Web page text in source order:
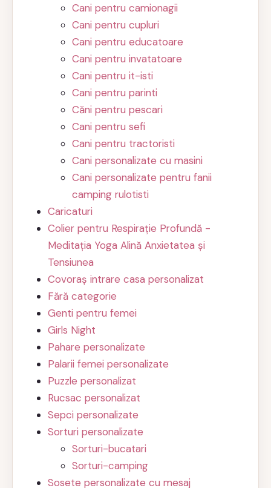
Cani pentru camionagii
Cani pentru cupluri
Cani pentru educatoare
Cani pentru invatatoare
Cani pentru it-isti
Cani pentru parinti
Căni pentru pescari
Cani pentru sefi
Cani pentru tractoristi
Cani personalizate cu masini
Cani personalizate pentru fanii
camping rulotisti
Caricaturi
Colier pentru Respirație Profundă -
Meditația Yoga Alină Anxietatea și
Tensiunea
Covoraș intrare casa personalizat
Fără categorie
Genti pentru femei
Girls Night
Pahare personalizate
Palarii femei personalizate
Puzzle personalizat
Rucsac personalizat
Sepci personalizate
Sorturi personalizate
Sorturi-bucatari
Sorturi-camping
Sosete personalizate cu mesaj